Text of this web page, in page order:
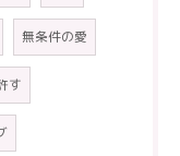
無条件の愛
す